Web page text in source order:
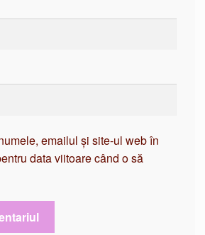
emailul și site-ul web în
data viitoare când o să